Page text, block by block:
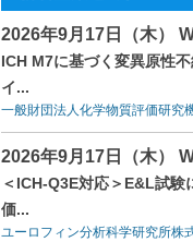
2026年9月17日（木）
ICH M7に基づく変異原性
イ...
一般財団法人化学物質評価研究
2026年9月17日（木）
＜ICH-Q3E対応＞E&L試験
価...
ユーロフィン分析科学研究所株